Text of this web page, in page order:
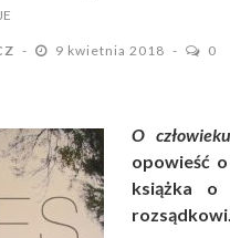
9 kwietnia 2018 0
O
opowieść
książka o
rozsądkowi.